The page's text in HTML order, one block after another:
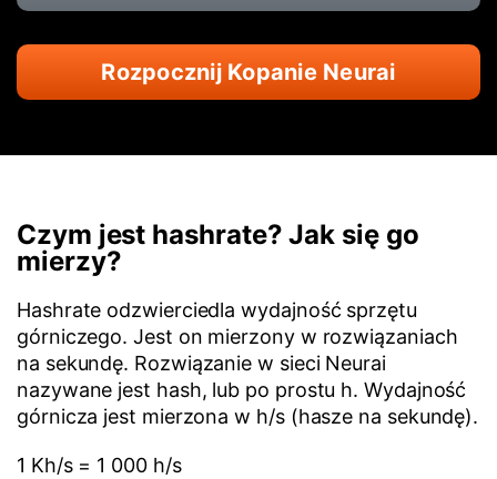
Rozpocznij Kopanie Neurai
Czym jest hashrate? Jak się go
mierzy?
Hashrate odzwierciedla wydajność sprzętu
górniczego. Jest on mierzony w rozwiązaniach
na sekundę. Rozwiązanie w sieci Neurai
nazywane jest hash, lub po prostu h. Wydajność
górnicza jest mierzona w h/s (hasze na sekundę).
1 Kh/s = 1 000 h/s